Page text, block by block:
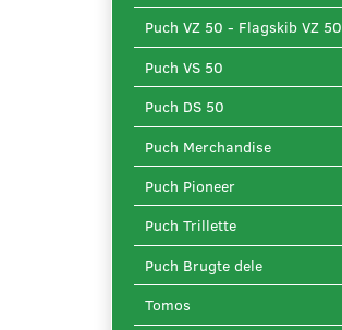
Puch VZ 50 - Flagskib VZ 50
Puch VS 50
Puch DS 50
Puch Merchandise
Puch Pioneer
Puch Trillette
Puch Brugte dele
Tomos